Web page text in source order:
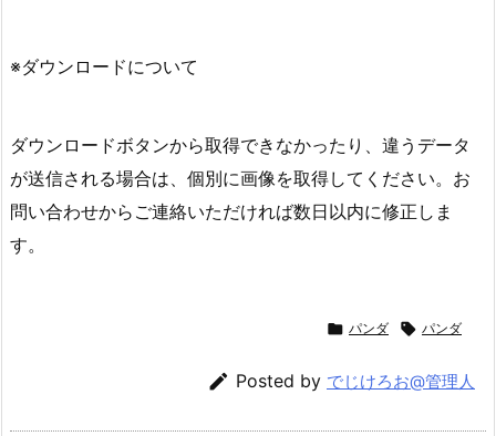
※ダウンロードについて
ダウンロードボタンから取得できなかったり、違うデータ
が送信される場合は、個別に画像を取得してください。お
問い合わせからご連絡いただければ数日以内に修正しま
す。
 パンダ  パンダ
 Posted by でじけろお@管理人